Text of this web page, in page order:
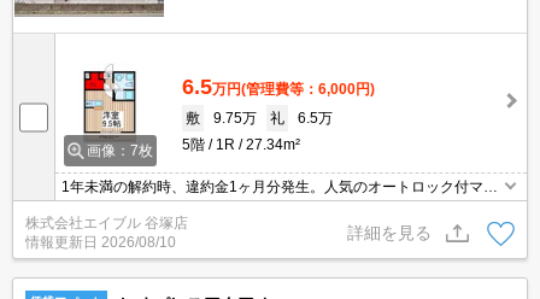
画像：7枚
6.5万円(管理費等：6,000円)
敷
9.75万 礼
6.5万
5階
1R 27.34m²
1年未満の解約時、違約金1ヶ月分発生。人気のオートロック付マン
ション。J:COM120M Wi-Fi無料。
株式会社エイブル 谷塚店
情報更新日 2026/08/10
詳細を見る